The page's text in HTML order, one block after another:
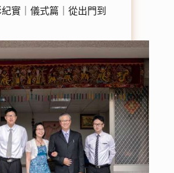
實｜儀式篇｜從出門到